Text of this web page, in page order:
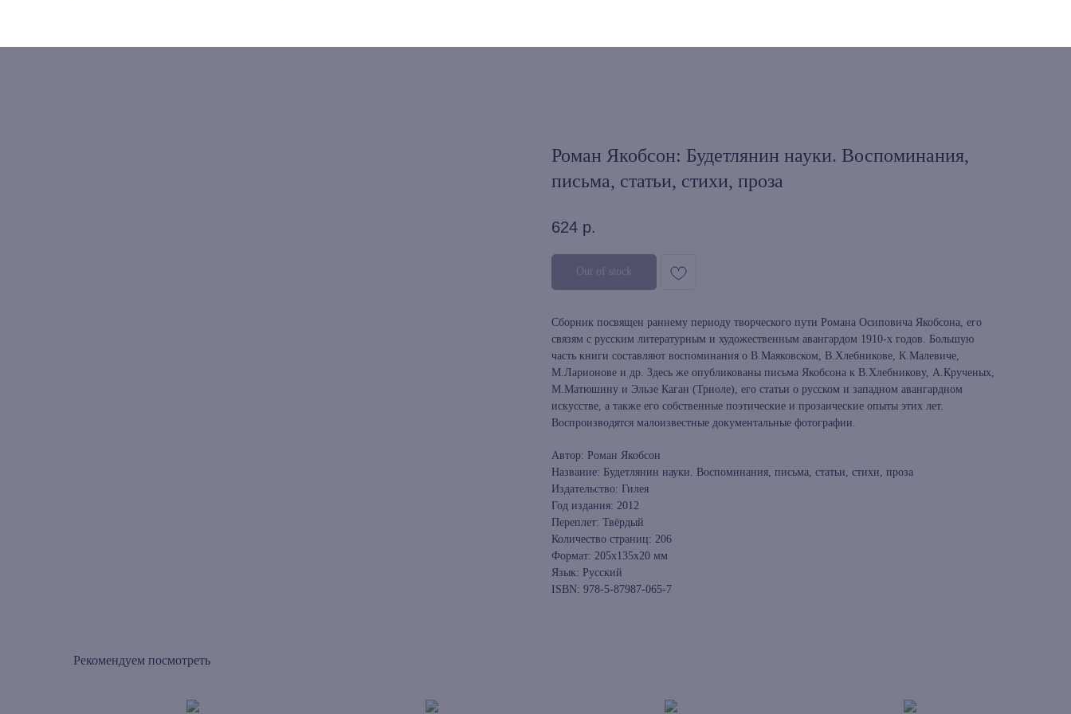
Роман Якобсон: Будетлянин науки. Воспоминания,
письма, статьи, стихи, проза
624 р.
Out of stock
Сборник посвящен раннему периоду творческого пути Романа Осиповича Якобсона, его
связям с русским литературным и художественным авангардом 1910-х годов. Большую
часть книги составляют воспоминания о В.Маяковском, В.Хлебникове, К.Малевиче,
М.Ларионове и др. Здесь же опубликованы письма Якобсона к В.Хлебникову, А.Крученых,
М.Матюшину и Эльзе Каган (Триоле), его статьи о русском и западном авангардном
искусстве, а также его собственные поэтические и прозаические опыты этих лет.
Воспроизводятся малоизвестные документальные фотографии.
Автор: Роман Якобсон
Название: Будетлянин науки. Воспоминания, письма, статьи, стихи, проза
Издательство: Гилея
Год издания: 2012
Переплет: Твёрдый
Количество страниц: 206
Формат: 205x135x20 мм
Язык: Русский
ISBN: 978-5-87987-065-7
Рекомендуем посмотреть